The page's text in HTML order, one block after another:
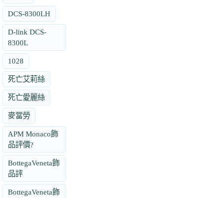
DCS-8300LH
D-link DCS-
8300L
1028
死亡艾莉絲
死亡愛麗絲
麥當勞
APM Monaco飾
品評價?
BottegaVeneta飾
品評
BottegaVeneta飾